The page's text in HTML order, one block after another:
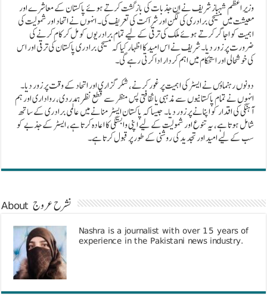
وزیر اعظم شہباز شریف نے ان جذبات کی بازگشت کرتے ہوئے پاکستان کے معاشرے اور
معیشت میں مسیحی برادری کی لگن اور شراکت کی تعریف کی۔ انہوں نے اتحاد اور شمولیت کی
اہمیت کو اجاگر کرتے ہوئے ملک کی ترقی کے لیے تمام برادریوں کو مل کر کام کرنے کی
ضرورت پر زور دیا۔ شریف نے اس امید کا اظہار کیا کہ مسیحی برادری پاکستان کی ترقی اور اس
کی خوشحالی اور استحکام میں اہم کردار ادا کرتی رہے گی۔
دونوں رہنماؤں نے ایسٹر کی اہمیت پر غور کرنے، شکر گزاری اور اتحاد کے وقت پر زور دیا۔
انہوں نے تمام پاکستانیوں سے مذہبی یا ثقافتی پس منظر سے قطع نظر ہمدردی، رواداری اور ہم
آہنگی کی اقدار کو اپنانے پر زور دیا۔ جیسا کہ پاکستان ایسٹر منانے میں عالمی برادری کے ساتھ
شامل ہوتا ہے، یہ تنوع اور شمولیت کے لیے اپنی وابستگی کا اعادہ کرتا ہے، ایسٹر کے جذبے کو
سب کے لیے امید اور تجدید کی روشنی کے طور پر قبول کرتا ہے۔
About نشرح عروج
Nashra is a journalist with over 15 years of
experience in the Pakistani news industry.